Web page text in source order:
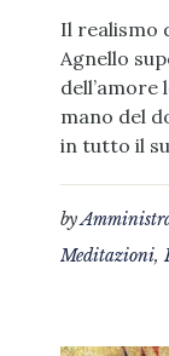
Il realismo
Agnello
dell’amore
mano del
in tutto il
by
Meditazioni,